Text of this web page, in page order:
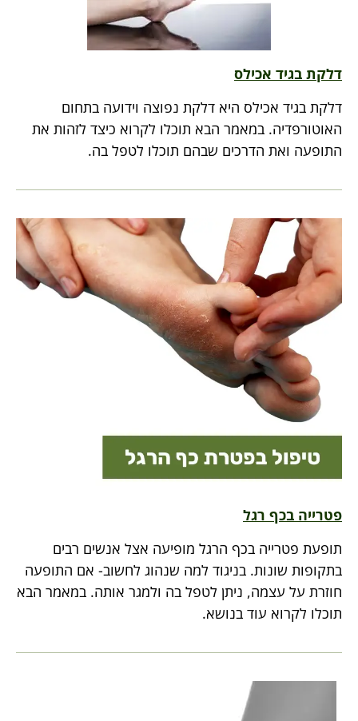
דלקת בגיד אכילס
דלקת בגיד אכילס היא דלקת נפוצה וידועה בתחום
האוטורפדיה. במאמר הבא תוכלו לקרוא כיצד לזהות את
התופעה ואת הדרכים שבהם תוכלו לטפל בה.
פטרייה בכף רגל
תופעת פטרייה בכף הרגל מופיעה אצל אנשים רבים
בתקופות שונות. בניגוד למה שנהוג לחשוב- אם התופעה
חוזרת על עצמה, ניתן לטפל בה ולמגר אותה. במאמר הבא
תוכלו לקרוא עוד בנושא.